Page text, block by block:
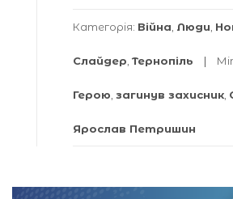
Категорія: Війна Люди
Слайдер Тернопіль
Герою загинув захисник
Ярослав Петришин